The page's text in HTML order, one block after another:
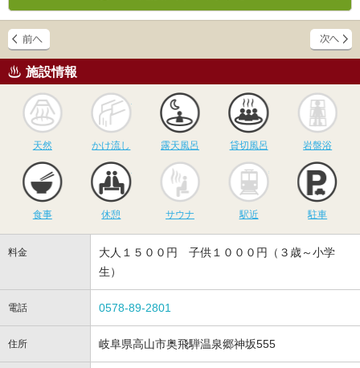
施設情報
天然
かけ流し
かけ流し
露天風呂
露天風呂
貸切風呂
貸切風呂 岩盤浴
食事 休憩
サウナ
サウナ 駅近 駐車
料金
大人１５００円 子供１０００円（３歳～小学
生）
電話 0578-89-2801
住所 岐阜県高山市奥飛騨温泉郷神坂555